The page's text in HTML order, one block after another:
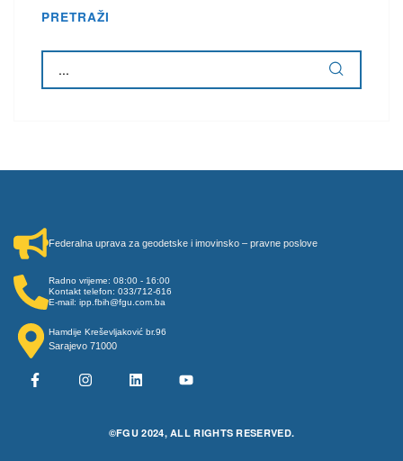
PRETRAŽI
Federalna uprava za geodetske i imovinsko – pravne poslove
Radno vrijeme: 08:00 - 16:00
Kontakt telefon: 033/712-616
E-mail: ipp.fbih@fgu.com.ba
Hamdije Kreševljaković br.96
Sarajevo 71000
©FGU 2024, ALL RIGHTS RESERVED.